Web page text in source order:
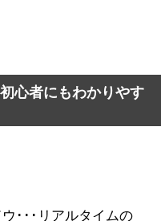
心者にもわかりやす
･･･リアルタイムの